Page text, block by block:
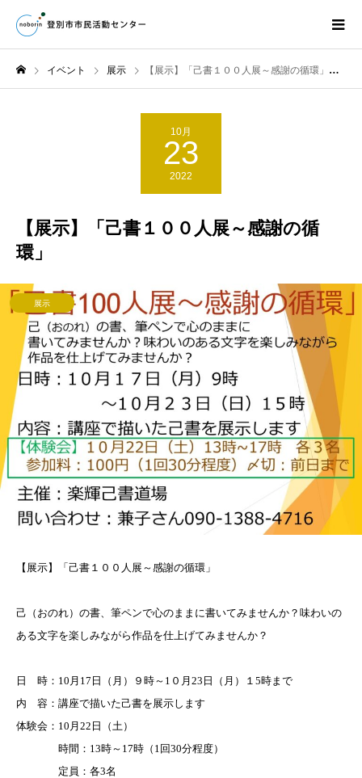
イベント 展示 【展示】「己書１００人展～感謝の循環」
10月
23
2022
【展示】「己書１００人展～感謝の循
環」
展示
【 展示】「己書１００人展～感謝の循環」
己（おのれ）の書、筆ペンで心のままに書いてみませんか？味わいの
ある文字を楽しみながら作品を仕上げてみませんか ？
日 時： 10 月 17 日（月）９時～ 1 ０月23 日（月）１ 5時まで
内 容：講座で描いた己書を展示します
体験会： 10 月22 日（土）
時間： 13時～ 17時（ 1 回30分程度）
定員：各3名